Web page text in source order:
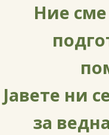
Ние
Јавете ни
за